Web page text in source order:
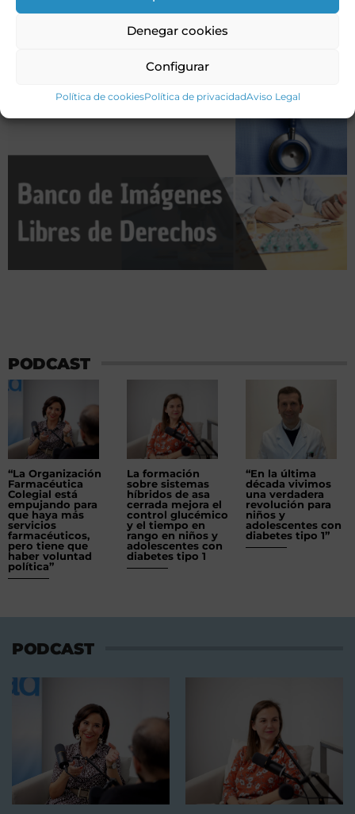
Denegar cookies
Configurar
Política de cookiesPolítica de privacidadAviso Legal
PODCAST
“La Organización
Farmacéutica
Colegial está
empujando para
que haya más
servicios
farmacéuticos,
pero tiene que
haber voluntad
política”
La formación
sobre sistemas
híbridos de asa
cerrada mejora el
control glucémico
y el tiempo en
rango en niños y
adolescentes con
diabetes tipo 1
“En la última
década vivimos
una verdadera
revolución para
niños y
adolescentes con
diabetes tipo 1”
PODCAST